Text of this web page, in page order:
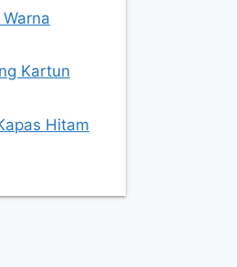
Kartun
Hitam